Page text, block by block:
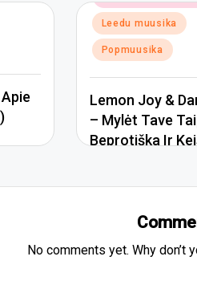
in
Leedu muusika
Popmuusika
Lemon Joy &
– Mylėt Tave
Beprotiška Ir
No comments yet. Why don’t